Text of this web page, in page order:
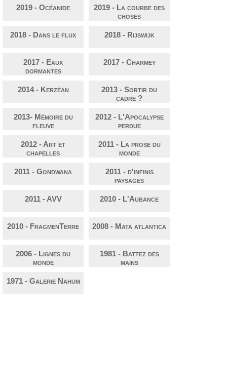
2019 - Océanide
2019 - La courbe des
choses
2018 - Dans le flux 2018 - Rijswijk
2017 - Eaux
dormantes
2017 - Charmey
2014 - Kerzéan
2013 - Sortir du
cadre ?
2013- Mémoire du
fleuve
2012 - L'Apocalypse
perdue
2012 - Art et
chapelles
2011 - La prose du
monde
2011 - Gondwana
2011 - d'infinis
paysages
2011 - AVV 2010 - L'Aubance
2010 - FragmenTerre 2008 - Mata atlantica
2006 - Lignes du
monde
1981 - Battez des
mains
1971 - Galerie Nahum